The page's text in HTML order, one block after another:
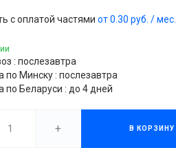
с оплатой частямиот0.30 руб. / мес.
: послезавтра
по Минску : послезавтра
по Беларуси : до 4 дней
+ В КОРЗИНУ